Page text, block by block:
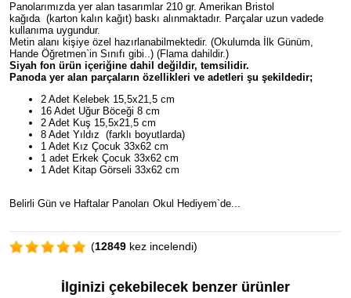
Panolarımızda yer alan tasarımlar 210 gr. Amerikan Bristol
kağıda (karton kalın kağıt) baskı alınmaktadır. Parçalar uzun vadede
kullanıma uygundur.
Metin alanı kişiye özel hazırlanabilmektedir. (Okulumda İlk Günüm,
Hande Öğretmen`in Sınıfı gibi..) (Flama dahildir.)
Siyah fon ürün içeriğine dahil değildir, temsilidir.
Panoda yer alan parçaların özellikleri ve adetleri şu şekildedir;
2 Adet Kelebek 15,5x21,5 cm
16 Adet Uğur Böceği 8 cm
2 Adet Kuş 15,5x21,5 cm
8 Adet Yıldız (farklı boyutlarda)
1 Adet Kız Çocuk 33x62 cm
1 adet Erkek Çocuk 33x62 cm
1 Adet Kitap Görseli 33x62 cm
Belirli Gün ve Haftalar Panoları Okul Hediyem`de...
(12849 kez incelendi)
İlginizi çekebilecek benzer ürünler